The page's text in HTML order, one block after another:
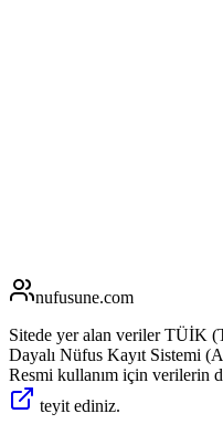
nufusune.com
Sitede yer alan veriler TÜİK
Dayalı Nüfus Kayıt Sistemi
Resmi kullanım için verilerin
teyit ediniz.